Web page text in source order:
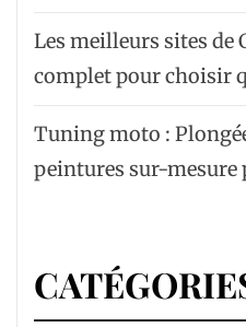
Les meilleurs sites de
complet pour choisir
Tuning moto :
peintures sur-mesure